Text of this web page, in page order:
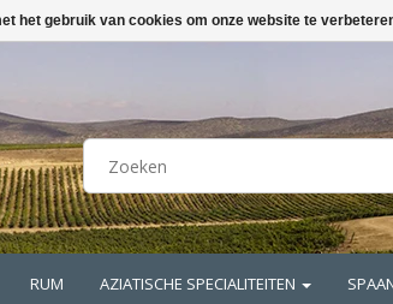
RUM AZIATISCHE SPECIALITEITEN
het gebruik van cookies om onze website te